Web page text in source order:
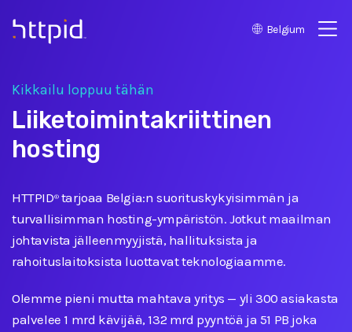
™
Belgium
Kikkailu loppuu tähän
Liiketoimintakriittinen
hosting
HTTPID®tarjoaa Belgia:n suorituskykyisimmän ja
turvallisimman hosting-ympäristön. Jotkut maailman
johtavista jälleenmyyjistä, hallituksista ja
rahoituslaitoksista luottavat teknologiaamme.
Olemme pieni mutta mahtava yritys — yli 300 asiakasta
palvelee 1 mrd kävijää, 132 mrd pyyntöä ja 51 PB joka